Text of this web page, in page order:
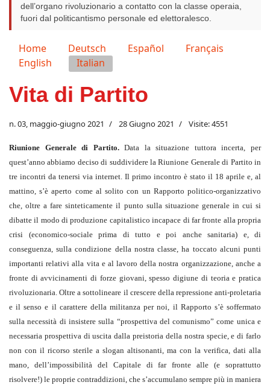
dell’organo rivoluzionario a contatto con la classe operaia,
fuori dal politicantismo personale ed elettoralesco.
Seleziona la tua lingua
Home Deutsch Español
Français
English
Italian
Vita di Partito
n. 03, maggio-giugno 2021 28 Giugno 2021 Visite: 4551
Riunione Generale di Partito.Data la situazione tuttora incerta, per
quest’anno abbiamo deciso di suddividere la Riunione Generale di Partito in
tre incontri da tenersi via internet. Il primo incontro è stato il 18 aprile e, al
mattino, s’è aperto come al solito con un Rapporto politico-organizzativo
che, oltre a fare sinteticamente il punto sulla situazione generale in cui si
dibatte il modo di produzione capitalistico incapace di far fronte alla propria
crisi (economico-sociale prima di tutto e poi anche sanitaria) e, di
conseguenza, sulla condizione della nostra classe, ha toccato alcuni punti
importanti relativi alla vita e al lavoro della nostra organizzazione, anche a
fronte di avvicinamenti di forze giovani, spesso digiune di teoria e pratica
rivoluzionaria. Oltre a sottolineare il crescere della repressione anti-proletaria
e il senso e il carattere della militanza per noi, il Rapporto s’è soffermato
sulla necessità di insistere sulla “prospettiva del comunismo” come unica e
necessaria prospettiva di uscita dalla preistoria della nostra specie, e di farlo
non con il ricorso sterile a slogan altisonanti, ma con la verifica, dati alla
mano, dell’impossibilità del Capitale di far fronte alle (e soprattutto
risolvere!) le proprie contraddizioni, che s’accumulano sempre più in maniera